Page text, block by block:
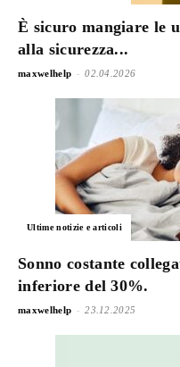
È sicuro mangiare le
alla sicurezza...
maxwelhelp - 02.04.2026
Ultime notizie e articoli
Sonno costante
inferiore del 30%.
maxwelhelp - 23.12.2025